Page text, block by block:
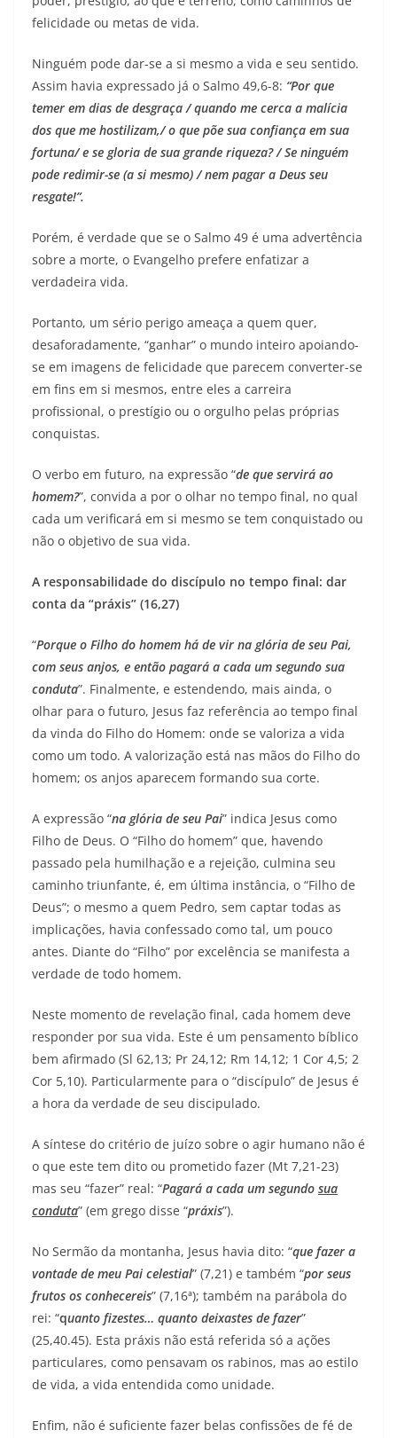
felicidade ou metas de vida.
Ninguém pode dar-se a si mesmo a vida e seu sentido.
Assim havia expressado já o Salmo 49,6-8: “Por que
temer em dias de desgraça / quando me cerca a malícia
dos que me hostilizam,/ o que põe sua confiança em sua
fortuna/ e se gloria de sua grande riqueza? / Se ninguém
pode redimir-se (a si mesmo) / nem pagar a Deus seu
resgate!”.
Porém, é verdade que se o Salmo 49 é uma advertência
sobre a morte, o Evangelho prefere enfatizar a
verdadeira vida.
Portanto, um sério perigo ameaça a quem quer,
desaforadamente, “ganhar” o mundo inteiro apoiando-
se em imagens de felicidade que parecem converter-se
em fins em si mesmos, entre eles a carreira
profissional, o prestígio ou o orgulho pelas próprias
conquistas.
O verbo em futuro, na expressão “de que servirá ao
homem?”, convida a por o olhar no tempo final, no qual
cada um verificará em si mesmo se tem conquistado ou
não o objetivo de sua vida.
A responsabilidade do discípulo no tempo final: dar
conta da “práxis” (16,27)
“Porque o Filho do homem há de vir na glória de seu Pai,
com seus anjos, e então pagará a cada um segundo sua
conduta”. Finalmente, e estendendo, mais ainda, o
olhar para o futuro, Jesus faz referência ao tempo final
da vinda do Filho do Homem: onde se valoriza a vida
como um todo. A valorização está nas mãos do Filho do
homem; os anjos aparecem formando sua corte.
A expressão “na glória de seu Pai” indica Jesus como
Filho de Deus. O “Filho do homem” que, havendo
passado pela humilhação e a rejeição, culmina seu
caminho triunfante, é, em última instância, o “Filho de
Deus”; o mesmo a quem Pedro, sem captar todas as
implicações, havia confessado como tal, um pouco
antes. Diante do “Filho” por excelência se manifesta a
verdade de todo homem.
Neste momento de revelação final, cada homem deve
responder por sua vida. Este é um pensamento bíblico
bem afirmado (Sl 62,13; Pr 24,12; Rm 14,12; 1 Cor 4,5; 2
Cor 5,10). Particularmente para o “discípulo” de Jesus é
a hora da verdade de seu discipulado.
A síntese do critério de juízo sobre o agir humano não é
o que este tem dito ou prometido fazer (Mt 7,21-23)
mas seu “fazer” real: “Pagará a cada um segundo sua
conduta” (em grego disse “práxis”).
No Sermão da montanha, Jesus havia dito: “que fazer a
vontade de meu Pai celestial” (7,21) e também “por seus
frutos os conhecereis” (7,16ª); também na parábola do
rei: “quanto fizestes… quanto deixastes de fazer”
(25,40.45). Esta práxis não está referida só a ações
particulares, como pensavam os rabinos, mas ao estilo
de vida, a vida entendida como unidade.
Enfim, não é suficiente fazer belas confissões de fé de